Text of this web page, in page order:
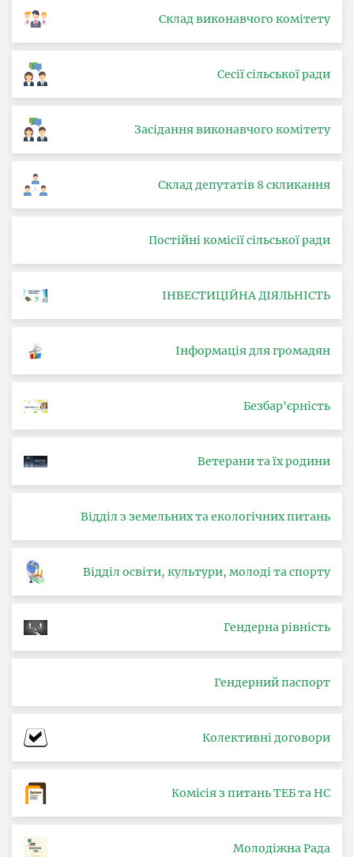
Склад виконавчого комітету
Сесії сільської ради
Засідання виконавчого комітету
Склад депутатів 8 скликання
Постійні комісії сільської ради
ІНВЕСТИЦІЙНА ДІЯЛЬНІСТЬ
Інформація для громадян
Безбар'єрність
Ветерани та їх родини
Відділ з земельних та екологічних питань
Відділ освіти, культури, молоді та спорту
Гендерна рівність
Гендерний паспорт
Колективні договори
Комісія з питань ТЕБ та НС
Молодіжна Рада